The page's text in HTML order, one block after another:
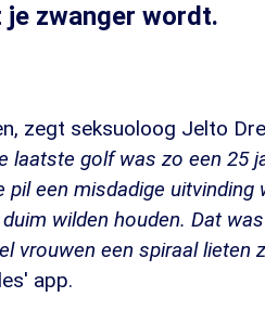
zwanger wordt.
zegt seksuoloog Jelto
laatste golf was zo een 25
een misdadige uitvinding
wilden houden. Dat
vrouwen een spiraal lieten
app.